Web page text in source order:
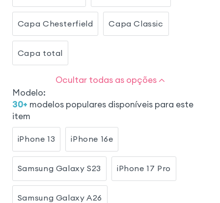
Capa Chesterfield Capa Classic
Capa total
Ocultar todas as opções
Modelo:
30+ modelos populares disponíveis para este
item
iPhone 13 iPhone 16e
Samsung Galaxy S23 iPhone 17 Pro
Samsung Galaxy A26